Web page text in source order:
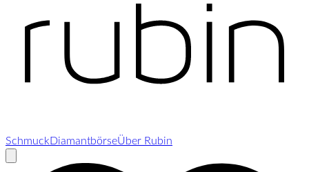
SchmuckDiamantbörseÜber Rubin